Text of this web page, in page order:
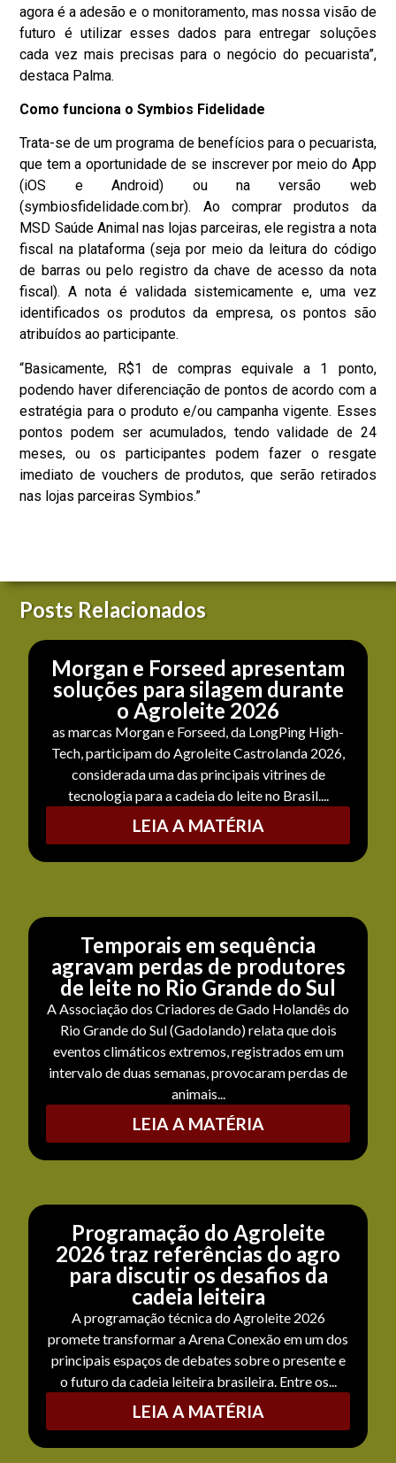
agora é a adesão e o monitoramento, mas nossa visão de
futuro é utilizar esses dados para entregar soluções
cada vez mais precisas para o negócio do pecuarista”,
destaca Palma.
Como funciona o Symbios Fidelidade
Trata-se de um programa de benefícios para o pecuarista,
que tem a oportunidade de se inscrever por meio do App
(iOS e Android) ou na versão web
(symbiosfidelidade.com.br). Ao comprar produtos da
MSD Saúde Animal nas lojas parceiras, ele registra a nota
fiscal na plataforma (seja por meio da leitura do código
de barras ou pelo registro da chave de acesso da nota
fiscal). A nota é validada sistemicamente e, uma vez
identificados os produtos da empresa, os pontos são
atribuídos ao participante.
“Basicamente, R$1 de compras equivale a 1 ponto,
podendo haver diferenciação de pontos de acordo com a
estratégia para o produto e/ou campanha vigente. Esses
pontos podem ser acumulados, tendo validade de 24
meses, ou os participantes podem fazer o resgate
imediato de vouchers de produtos, que serão retirados
nas lojas parceiras Symbios.”
Posts Relacionados
Morgan e Forseed apresentam
soluções para silagem durante
o Agroleite 2026
as marcas Morgan e Forseed, da LongPing High-
Tech, participam do Agroleite Castrolanda 2026,
considerada uma das principais vitrines de
tecnologia para a cadeia do leite no Brasil....
LEIA A MATÉRIA
Temporais em sequência
agravam perdas de produtores
de leite no Rio Grande do Sul
A Associação dos Criadores de Gado Holandês do
Rio Grande do Sul (Gadolando) relata que dois
eventos climáticos extremos, registrados em um
intervalo de duas semanas, provocaram perdas de
animais...
LEIA A MATÉRIA
Programação do Agroleite
2026 traz referências do agro
para discutir os desafios da
cadeia leiteira
A programação técnica do Agroleite 2026
promete transformar a Arena Conexão em um dos
principais espaços de debates sobre o presente e
o futuro da cadeia leiteira brasileira. Entre os...
LEIA A MATÉRIA